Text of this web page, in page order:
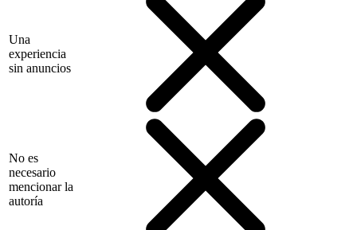
Una
experiencia
sin anuncios
No es
necesario
mencionar la
autoría